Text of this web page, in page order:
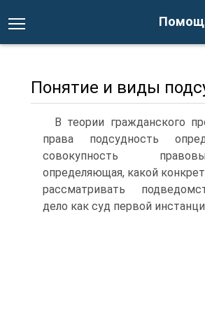
Понятие и виды
В теории гражданского
права подсудность
совокупность
определяющая, какой
рассматривать
дело как суд первой